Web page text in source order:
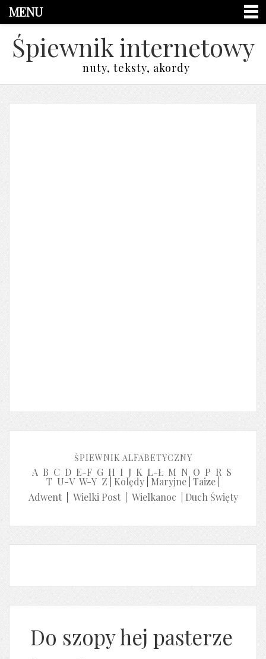
MENU
Śpiewnik internetowy
nuty, teksty, akordy
ŚPIEWNIK ALFABETYCZNY
A B C D E-F G H I J K L-Ł M N O P R S
T U-V W-Y Z Kolędy Maryjne Taize
Adwent| Wielki Post| Wielkanoc Duch Święty
Do szopy hej pasterze